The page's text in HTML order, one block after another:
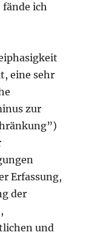
fände ich
eine sehr
zur
Erfassung,
der
und